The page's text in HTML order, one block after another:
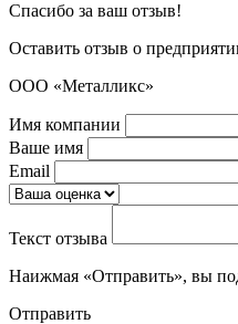
Спасибо за ваш отзыв!
Оставить отзыв о
ООО «Металликс»
Имя компании
Ваше имя
Email
Текст отзыва
Наижмая «Отправить», вы
Отправить